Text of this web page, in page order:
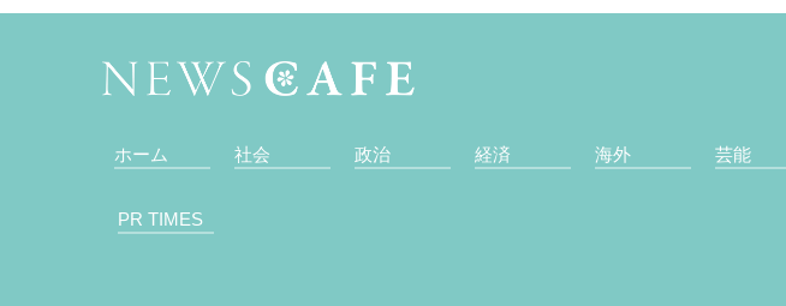
ホーム 社会 政治 経済 海外 芸能
PR TIMES